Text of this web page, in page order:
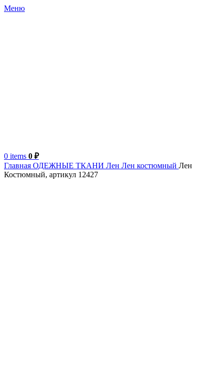
Меню
0 items 0 ₽
Главная ОДЕЖНЫЕ ТКАНИ Лен Лен костюмный Лен
Костюмный, артикул 12427